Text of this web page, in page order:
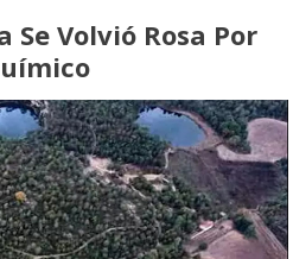
Se Volvió Rosa Por